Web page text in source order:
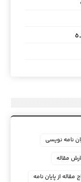
نامه نویسی
مقاله
مقاله از پایان نامه